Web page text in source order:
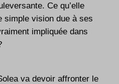
Ce qu’elle
simple vision due à ses
impliquée dans
va devoir affronter le